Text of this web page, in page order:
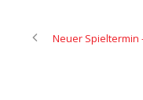
Neuer Spieltermin